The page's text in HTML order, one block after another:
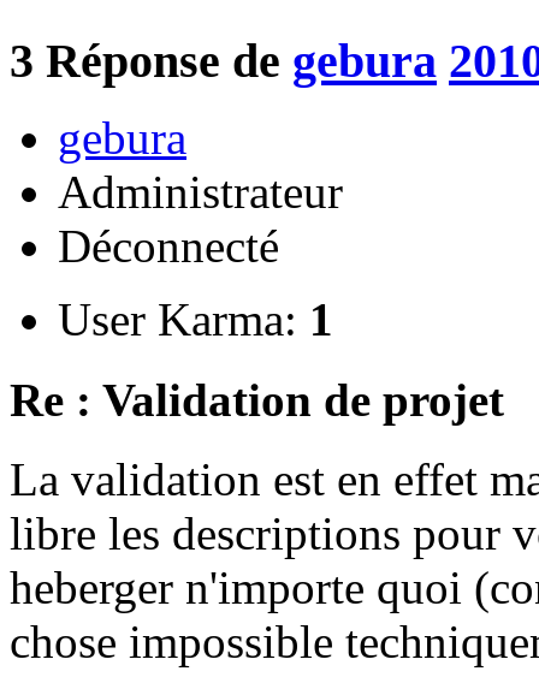
3 Réponse de gebura
gebura
Administrateur
Déconnecté
User Karma: 1
Re : Validation de projet
La validation est en effet
libre les descriptions pour
heberger n'importe quoi
chose impossible